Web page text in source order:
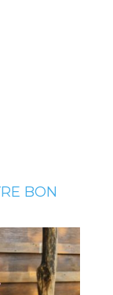
BON